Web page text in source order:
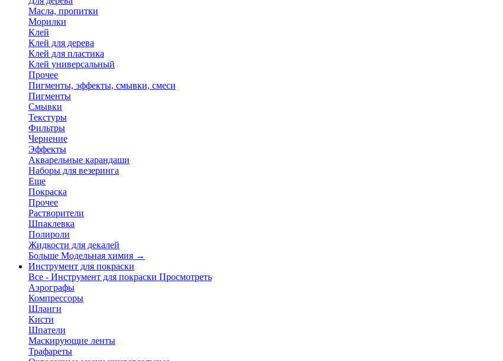
Масла, пропитки
Морилки
Клей
Клей для дерева
Клей для пластика
Клей универсальный
Прочее
Пигменты, эффекты, смывки, смеси
Пигменты
Смывки
Текстуры
Фильтры
Чернение
Эффекты
Акварельные карандаши
Наборы для везеринга
Еще
Покраска
Прочее
Растворители
Шпаклевка
Полироли
Жидкости для декалей
Больше Модельная химия →
Инструмент для покраски
Все - Инструмент для покраски Просмотреть
Аэрографы
Компрессоры
Шланги
Кисти
Шпатели
Маскирующие ленты
Трафареты